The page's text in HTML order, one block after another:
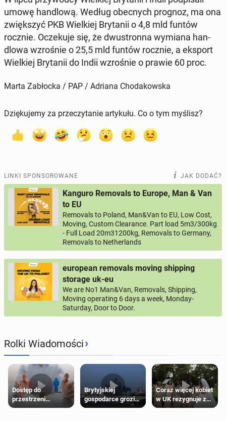
umowę han­dlo­wą. Według obec­nych prognoz, ma ona
zwięk­szyć PKB Wiel­kiej Bry­ta­nii o 4,8 mld funtów
rocznie. Ocze­ku­je się, że dwu­stron­na wymiana han­
dlo­wa wzro­śnie o 25,5 mld funtów rocznie, a eksport
Wiel­kiej Bry­ta­nii do Indii wzro­śnie o prawie 60 proc.
Marta Zabłocka / PAP / Adriana Chodakowska
Dziękujemy za przeczytanie artykułu. Co o tym myślisz?
LINKI SPONSOROWANE JAK DODAĆ?
Kanguro Removals to Europe, Man & Van
to EU
Removals to Poland, Man&Van to EU, Low Cost,
Moving, Custom Clearance. Part load 5m3/300kg
- Full Load 20m31200kg, Removals to Germany,
Removals to Netherlands
european removals moving shipping
storage uk-eu
We are No1 Man&Van, Removals, Shipping,
Moving operating 6 days a week, Monday-
Saturday, Door to Door.
Rolki Wiadomości›
Dostęp do
przestrzeni
przeznaczonych
Brytyjskiej
gospodarce grozi
recesja, jeśli
Coraz więcej kobiet
w UK rezygnuje z
roli druhny na